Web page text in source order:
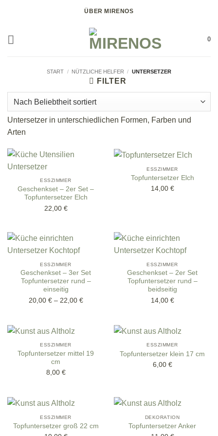
ÜBER MIRENOS
0
START / NÜTZLICHE HELFER / UNTERSETZER
FILTER
Untersetzer in unterschiedlichen Formen, Farben und
Arten
ESSZIMMER
Geschenkset – 2er Set –
Topfuntersetzer Elch
22,00 €
ESSZIMMER
Topfuntersetzer Elch
14,00 €
ESSZIMMER
Geschenkset – 3er Set
Topfuntersetzer rund –
einseitig
20,00 €– 22,00 €
ESSZIMMER
Geschenkset – 2er Set
Topfuntersetzer rund –
beidseitig
14,00 €
ESSZIMMER
Topfuntersetzer mittel 19
cm
8,00 €
ESSZIMMER
Topfuntersetzer klein 17 cm
6,00 €
ESSZIMMER
Topfuntersetzer groß 22 cm
DEKORATION
Topfuntersetzer Anker